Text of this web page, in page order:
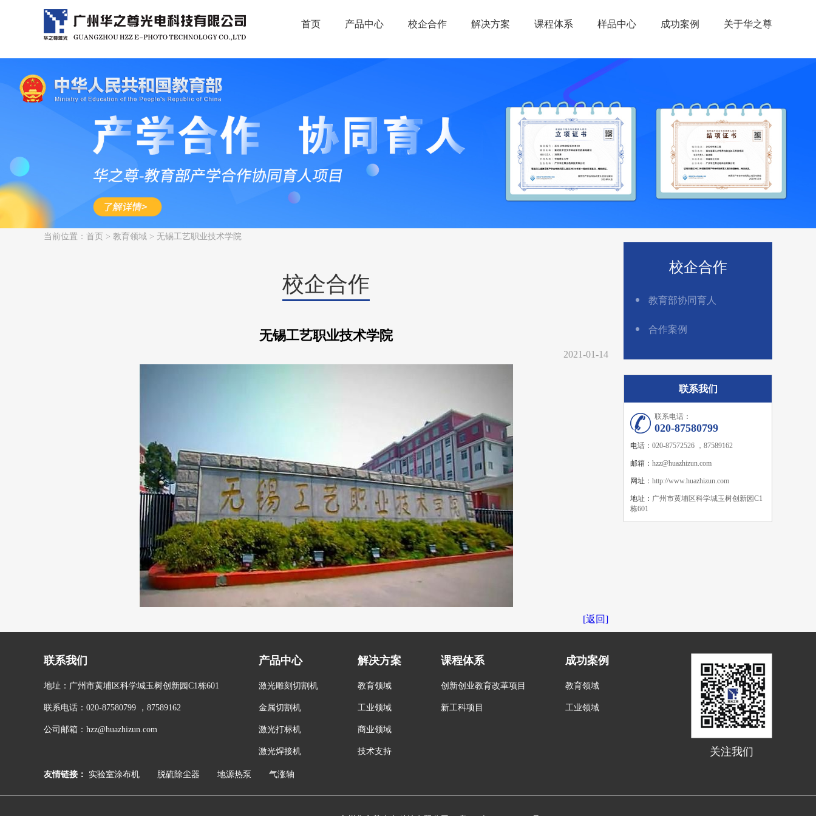
首页 产品中心 校企合作 解决方案 课程体系 样品中心 成功案例 关于华之尊
当前位置： 首页 > 教育领域 > 无锡工艺职业技术学院
校企合作
无锡工艺职业技术学院
2021-01-14
[返回]
校企合作
教育部协同育人
合作案例
联系我们
联系电话：
020-87580799
电话： 020-87572526 ，87589162
邮箱： hzz@huazhizun.com
网址： http://www.huazhizun.com
地址： 广州市黄埔区科学城玉树创新园C1
栋601
联系我们
地址：广州市黄埔区科学城玉树创新园C1栋601
联系电话：020-87580799 ，87589162
公司邮箱：hzz@huazhizun.com
产品中心
激光雕刻切割机
金属切割机
激光打标机
激光焊接机
解决方案
教育领域
工业领域
商业领域
技术支持
课程体系
创新创业教育改革项目
新工科项目
成功案例
教育领域
工业领域
关注我们
友情链接： 实验室涂布机 脱硫除尘器 地源热泵 气涨轴